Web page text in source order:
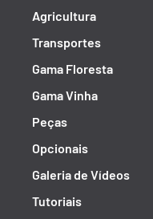
Agricultura
Transportes
Gama Floresta
Gama Vinha
Peças
Opcionais
Galeria de Vídeos
Tutoriais